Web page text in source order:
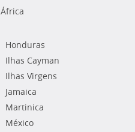
África
Honduras
Ilhas Cayman
Ilhas Virgens
Jamaica
Martinica
México